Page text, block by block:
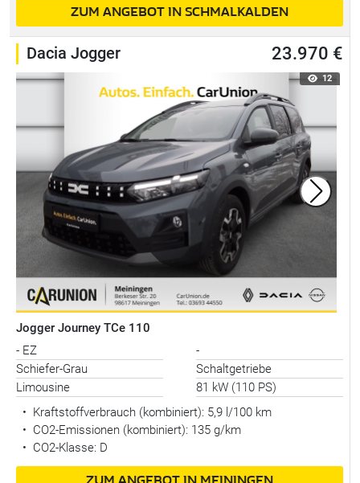
ZUM ANGEBOT IN SCHMALKALDEN
Dacia Jogger 23.970 €
12
Jogger Journey TCe 110
- EZ
-
Schiefer-Grau
Schaltgetriebe
Limousine
81 kW (110 PS)
• Kraftstoffverbrauch (kombiniert): 5,9 l/100 km
• CO2-Emissionen (kombiniert): 135 g/km
• CO2-Klasse: D